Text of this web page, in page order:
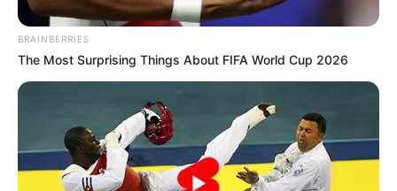
A víz szalad, a kő marad,a kő marad.…Üzenem a
háznak, mely fölnevelt:ha egyenlővé teszik is a
BRAINBERRIES
The Most Surprising Things About FIFA World Cup 2026